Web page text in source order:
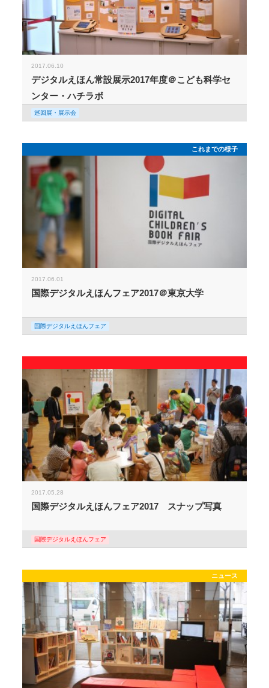
2017.06.10
デジタルえほん常設展示2017年度＠こども科学セ
ンター・ハチラボ
巡回展・展示会
これまでの様子
2017.06.01
国際デジタルえほんフェア2017＠東京大学
国際デジタルえほんフェア
2017.05.28
国際デジタルえほんフェア2017 スナップ写真
国際デジタルえほんフェア
ニュース